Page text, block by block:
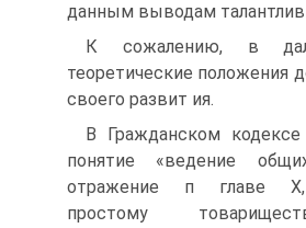
данным выводам
К сожалению, в
теоретические положения
своего развит ия.
В Гражданском
понятие «ведение
отражение п главе X,
простому